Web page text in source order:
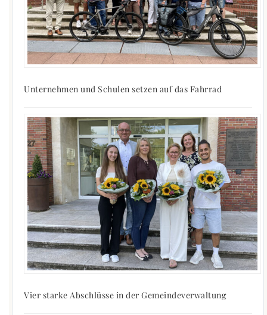
Unternehmen und Schulen setzen auf das Fahrrad
Vier starke Abschlüsse in der Gemeindeverwaltung